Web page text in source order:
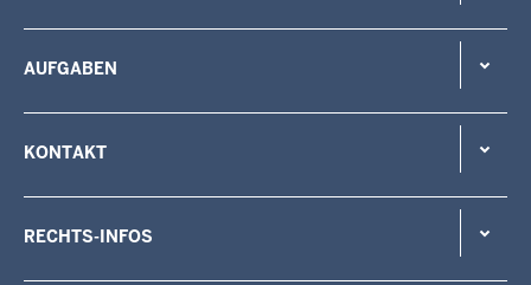
AUFGABEN
KONTAKT
RECHTS-INFOS